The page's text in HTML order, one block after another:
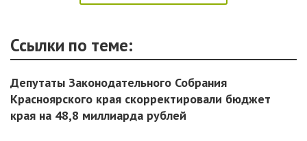
Ссылки по теме:
Депутаты Законодательного Собрания
Красноярского края скорректировали бюджет
края на 48,8 миллиарда рублей